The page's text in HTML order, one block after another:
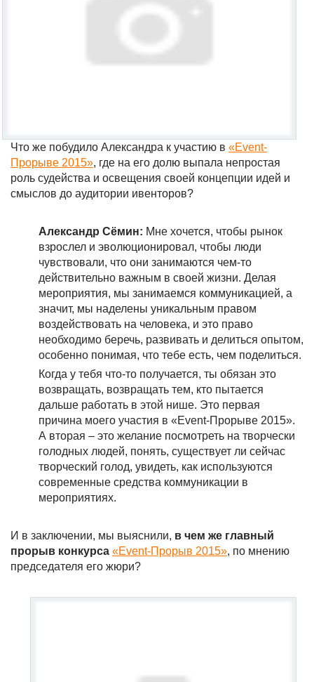
Что же побудило Александра к участию в «Event-
Прорыве 2015», где на его долю выпала непростая
роль судейства и освещения своей концепции идей и
смыслов до аудитории ивенторов?
Александр Сёмин: Мне хочется, чтобы рынок
взрослел и эволюционировал, чтобы люди
чувствовали, что они занимаются чем-то
действительно важным в своей жизни. Делая
мероприятия, мы занимаемся коммуникацией, а
значит, мы наделены уникальным правом
воздействовать на человека, и это право
необходимо беречь, развивать и делиться опытом,
особенно понимая, что тебе есть, чем поделиться.
Когда у тебя что-то получается, ты обязан это
возвращать, возвращать тем, кто пытается
дальше работать в этой нише. Это первая
причина моего участия в «Event-Прорыве 2015».
А вторая – это желание посмотреть на творчески
голодных людей, понять, существует ли сейчас
творческий голод, увидеть, как используются
современные средства коммуникации в
мероприятиях.
И в заключении, мы выяснили, в чем же главный
прорыв конкурса «Event-Прорыв 2015», по мнению
председателя его жюри?